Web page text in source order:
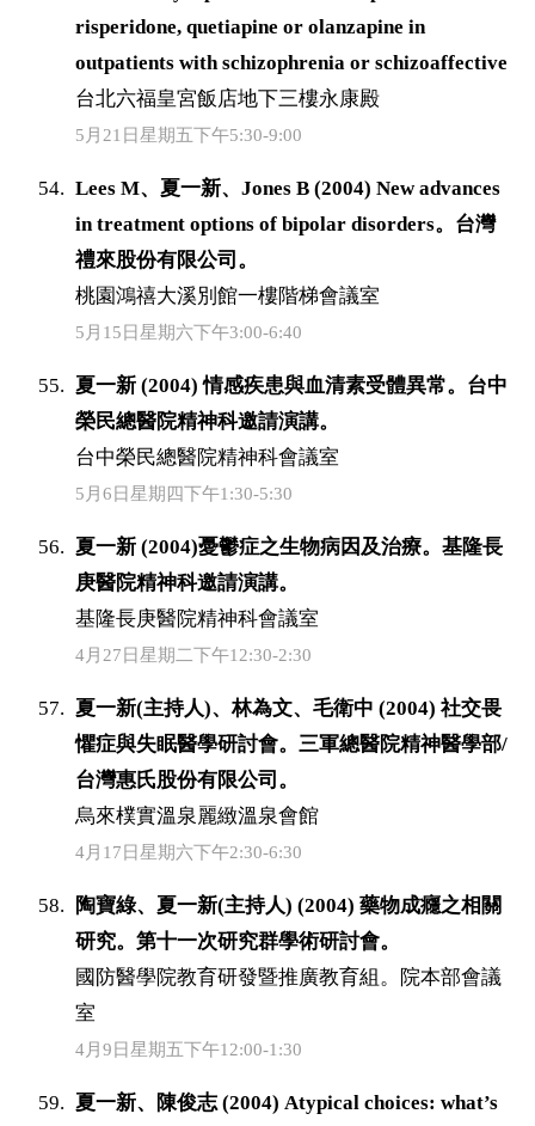
risperidone, quetiapine or olanzapine in
outpatients with schizophrenia or schizoaffective
台北六福皇宮飯店地下三樓永康殿
5月21日星期五下午5:30-9:00
Lees M、夏一新、Jones B (2004) New advances
in treatment options of bipolar disorders。台灣
禮來股份有限公司。
桃園鴻禧大溪別館一樓階梯會議室
5月15日星期六下午3:00-6:40
夏一新 (2004) 情感疾患與血清素受體異常。台中
榮民總醫院精神科邀請演講。
台中榮民總醫院精神科會議室
5月6日星期四下午1:30-5:30
夏一新 (2004)憂鬱症之生物病因及治療。基隆長
庚醫院精神科邀請演講。
基隆長庚醫院精神科會議室
4月27日星期二下午12:30-2:30
夏一新(主持人)、林為文、毛衛中 (2004) 社交畏
懼症與失眠醫學研討會。三軍總醫院精神醫學部/
台灣惠氏股份有限公司。
烏來樸實溫泉麗緻溫泉會館
4月17日星期六下午2:30-6:30
陶寶綠、夏一新(主持人) (2004) 藥物成癮之相關
研究。第十一次研究群學術研討會。
國防醫學院教育研發暨推廣教育組。院本部會議
室
4月9日星期五下午12:00-1:30
夏一新、陳俊志 (2004) Atypical choices: what’s